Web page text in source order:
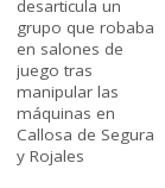
desarticula un
grupo que robaba
en salones de
juego tras
manipular las
máquinas en
Callosa de Segura
y Rojales